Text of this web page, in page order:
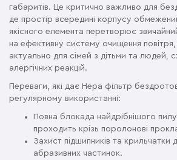
габаритів. Це критично важливо для
де простір всередині корпусу
якісного елемента перетворює
на ефективну систему очищення
актуально для сімей з дітьми та людей,
алергічних реакцій.
Переваги, які дає Hepa фільтр
регулярному використанні:
Повна блокада найдрібнішого
проходить крізь поролонові
Захист підшипників та крильчатки
абразивних частинок.